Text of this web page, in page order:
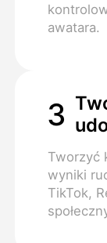
awatara.
3
Tworzyć
wyniki
TikTok,